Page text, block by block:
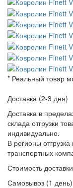
* Реальный товар
Доставка (2-3 дня)
Доставка в
склада отгрузки
индивидуально.
В регионы
транспортных
Стоимость
Самовывоз (1 день)